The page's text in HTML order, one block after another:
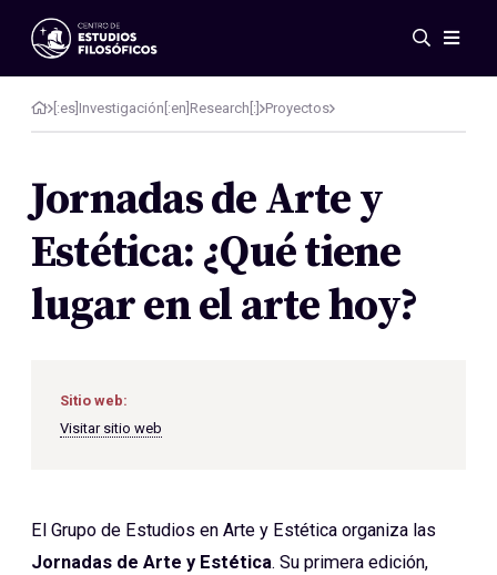
Eventos
Novedades
Investigación
Publicaciones
Galería
Acerca de nosotros
[:es]Investigación[:en]Research[:] Proyectos
Jornadas de Arte y
Estética: ¿Qué tiene
lugar en el arte hoy?
Sitio web:
Visitar sitio web
El Grupo de Estudios en Arte y Estética organiza las
Jornadas de Arte y Estética. Su primera edición,